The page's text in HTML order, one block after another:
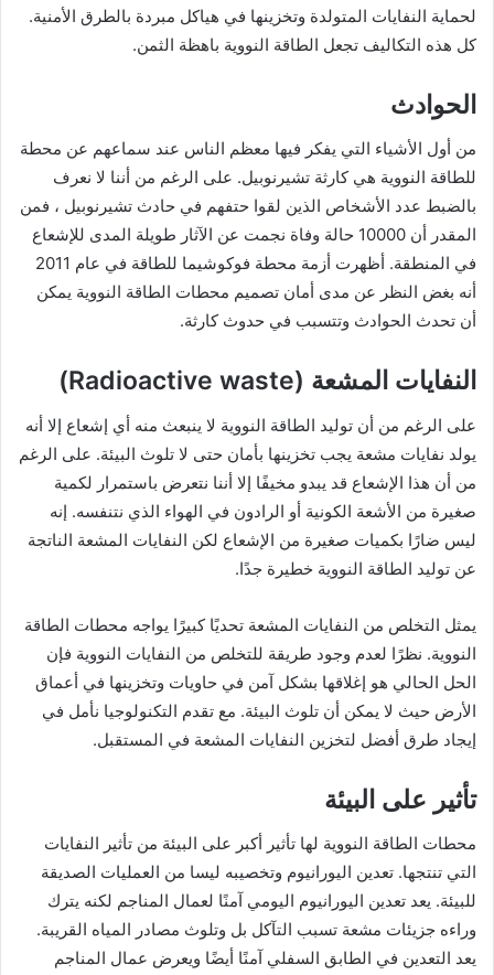
لحماية النفايات المتولدة وتخزينها في هياكل مبردة بالطرق الأمنية.
كل هذه التكاليف تجعل الطاقة النووية باهظة الثمن.
الحوادث
من أول الأشياء التي يفكر فيها معظم الناس عند سماعهم عن محطة
للطاقة النووية هي كارثة تشيرنوبيل. على الرغم من أننا لا نعرف
بالضبط عدد الأشخاص الذين لقوا حتفهم في حادث تشيرنوبيل ، فمن
المقدر أن 10000 حالة وفاة نجمت عن الآثار طويلة المدى للإشعاع
في المنطقة. أظهرت أزمة محطة فوكوشيما للطاقة في عام 2011
أنه بغض النظر عن مدى أمان تصميم محطات الطاقة النووية يمكن
أن تحدث الحوادث وتتسبب في حدوث كارثة.
النفايات المشعة (Radioactive waste)
على الرغم من أن توليد الطاقة النووية لا ينبعث منه أي إشعاع إلا أنه
يولد نفايات مشعة يجب تخزينها بأمان حتى لا تلوث البيئة. على الرغم
من أن هذا الإشعاع قد يبدو مخيفًا إلا أننا نتعرض باستمرار لكمية
صغيرة من الأشعة الكونية أو الرادون في الهواء الذي نتنفسه. إنه
ليس ضارًا بكميات صغيرة من الإشعاع لكن النفايات المشعة الناتجة
عن توليد الطاقة النووية خطيرة جدًا.
يمثل التخلص من النفايات المشعة تحديًا كبيرًا يواجه محطات الطاقة
النووية. نظرًا لعدم وجود طريقة للتخلص من النفايات النووية فإن
الحل الحالي هو إغلاقها بشكل آمن في حاويات وتخزينها في أعماق
الأرض حيث لا يمكن أن تلوث البيئة. مع تقدم التكنولوجيا نأمل في
إيجاد طرق أفضل لتخزين النفايات المشعة في المستقبل.
تأثير على البيئة
محطات الطاقة النووية لها تأثير أكبر على البيئة من تأثير النفايات
التي تنتجها. تعدين اليورانيوم وتخصيبه ليسا من العمليات الصديقة
للبيئة. يعد تعدين اليورانيوم اليومي آمنًا لعمال المناجم لكنه يترك
وراءه جزيئات مشعة تسبب التآكل بل وتلوث مصادر المياه القريبة.
يعد التعدين في الطابق السفلي آمنًا أيضًا ويعرض عمال المناجم